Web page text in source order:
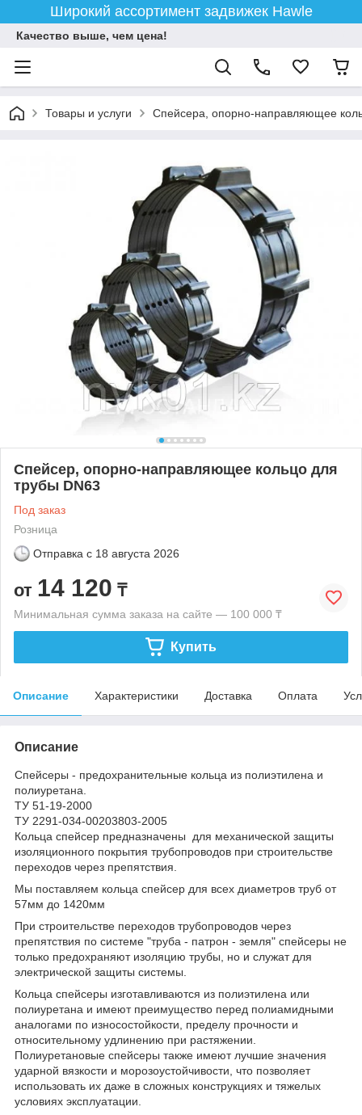
Широкий ассортимент задвижек Hawle
Качество выше, чем цена!
Товары и услуги Спейсера, опорно-направляющее
Спейсер, опорно-направляющее кольцо для
трубы DN63
Под заказ
Розница
Отправка с 18 августа 2026
от 14 120 ₸
Минимальная сумма заказа на сайте — 100 000 ₸
Купить
Описание Характеристики Доставка Оплата
Описание
Спейсеры - предохранительные кольца из полиэтилена и
полиуретана.
ТУ 51-19-2000
ТУ 2291-034-00203803-2005
Кольца спейсер предназначены для механической защиты
изоляционного покрытия трубопроводов при строительстве
переходов через препятствия.
Мы поставляем кольца спейсер для всех диаметров труб от
57мм до 1420мм
При строительстве переходов трубопроводов через
препятствия по системе "труба - патрон - земля" спейсеры не
только предохраняют изоляцию трубы, но и служат для
электрической защиты системы.
Кольца спейсеры изготавливаются из полиэтилена или
полиуретана и имеют преимущество перед полиамидными
аналогами по износостойкости, пределу прочности и
относительному удлинению при растяжении.
Полиуретановые спейсеры также имеют лучшие значения
ударной вязкости и морозоустойчивости, что позволяет
использовать их даже в сложных конструкциях и тяжелых
условиях эксплуатации.